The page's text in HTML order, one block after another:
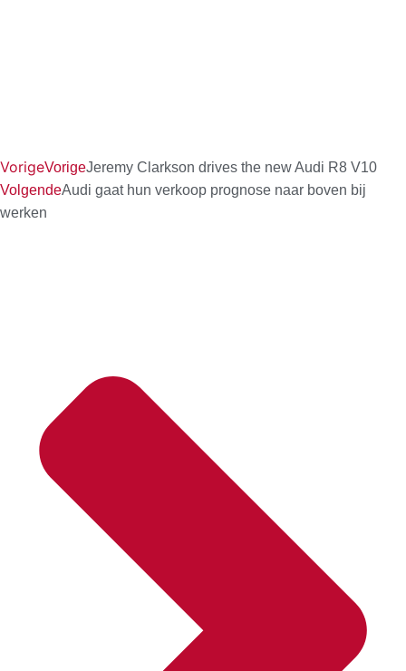
VorigeVorigeJeremy Clarkson drives the new Audi R8 V10
VolgendeAudi gaat hun verkoop prognose naar boven bij
werken